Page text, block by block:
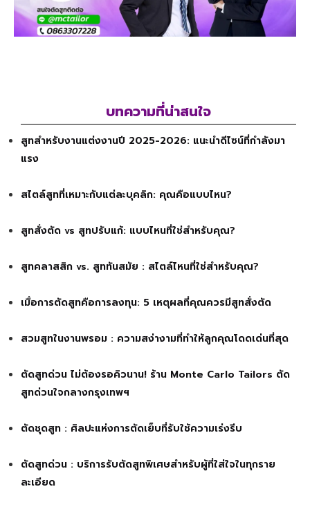
บทความที่น่าสนใจ
สูทสำหรับงานแต่งงานปี 2025-2026: แนะนำดีไซน์ที่กำลังมา
แรง
สไตล์สูทที่เหมาะกับแต่ละบุคลิก: คุณคือแบบไหน?
สูทสั่งตัด vs สูทปรับแก้: แบบไหนที่ใช่สำหรับคุณ?
สูทคลาสสิก vs. สูททันสมัย : สไตล์ไหนที่ใช่สำหรับคุณ?
เมื่อการตัดสูทคือการลงทุน: 5 เหตุผลที่คุณควรมีสูทสั่งตัด
สวมสูทในงานพรอม : ความสง่างามที่ทำให้ลูกคุณโดดเด่นที่สุด
ตัดสูทด่วน ไม่ต้องรอคิวนาน! ร้าน Monte Carlo Tailors ตัด
สูทด่วนใจกลางกรุงเทพฯ
ตัดชุดสูท : ศิลปะแห่งการตัดเย็บที่รับใช้ความเร่งรีบ
ตัดสูทด่วน : บริการรับตัดสูทพิเศษสำหรับผู้ที่ใส่ใจในทุกราย
ละเอียด